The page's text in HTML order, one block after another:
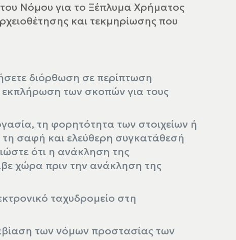
Νόμου για το Ξέπλυμα Χρήματος
και τεκμηρίωσης που
διόρθωση σε περίπτωση
εκπλήρωση των σκοπών για τους
τη φορητότητα των στοιχείων ή
τη σαφή και ελεύθερη συγκατάθεσή
ότι η ανάκληση της
χώρα πριν την ανάκληση της
ταχυδρομείο στη
των νόμων προστασίας των